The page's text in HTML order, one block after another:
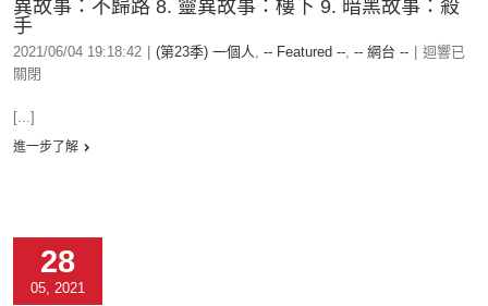
異故事：不歸路 8. 靈異故事：樓下 9. 暗黑故事：殺
手
2021/06/04 19:18:42 (第23季) 一個人, -- Featured --, -- 網台 --
迴響已
關閉
[...]
進一步了解
28
05, 2021